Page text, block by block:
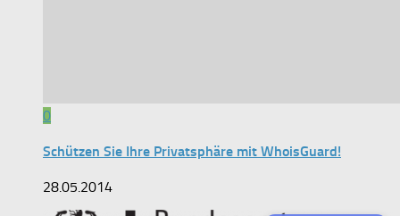
0
Schützen Sie Ihre Privatsphäre mit WhoisGuard!
28.05.2014